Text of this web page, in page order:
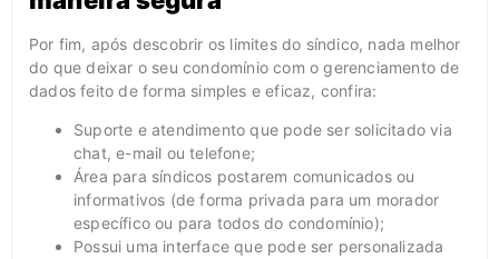
Por fim, após descobrir os limites do síndico, nada melhor
do que deixar o seu condomínio com o gerenciamento de
dados feito de forma simples e eficaz, confira:
Suporte e atendimento que pode ser solicitado via
chat, e-mail ou telefone;
Área para síndicos postarem comunicados ou
informativos (de forma privada para um morador
específico ou para todos do condomínio);
Possui uma interface que pode ser personalizada